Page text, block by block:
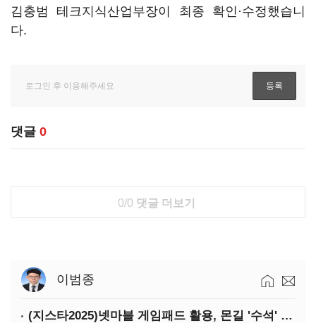
김충범 테크지식산업부장이 최종 확인·수정했습니
다.
댓글 0
0/0 댓글 더보기
이범종
(지스타2025)넷마블 게임패드 활용, 몬길 '수석' 7대죄 '차석'